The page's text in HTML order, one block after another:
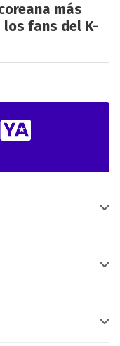
más
fans del K-